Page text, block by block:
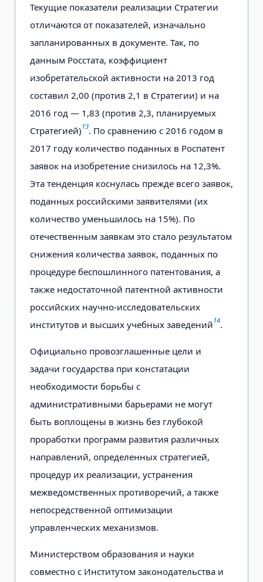
Текущие показатели реализации Стратегии
отличаются от показателей, изначально
запланированных в документе. Так, по
данным Росстата, коэффициент
изобретательской активности на 2013 год
составил 2,00 (против 2,1 в Стратегии) и на
2016 год — 1,83 (против 2,3, планируемых
Стратегией)13. По сравнению с 2016 годом в
2017 году количество поданных в Роспатент
заявок на изобретение снизилось на 12,3%.
Эта тенденция коснулась прежде всего заявок,
поданных российскими заявителями (их
количество уменьшилось на 15%). По
отечественным заявкам это стало результатом
снижения количества заявок, поданных по
процедуре беспошлинного патентования, а
также недостаточной патентной активности
российских научно-исследовательских
институтов и высших учебных заведений14.
Официально провозглашенные цели и
задачи государства при констатации
необходимости борьбы с
административными барьерами не могут
быть воплощены в жизнь без глубокой
проработки программ развития различных
направлений, определенных стратегией,
процедур их реализации, устранения
межведомственных противоречий, а также
непосредственной оптимизации
управленческих механизмов.
Министерством образования и науки
совместно с Институтом законодательства и